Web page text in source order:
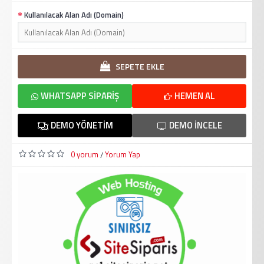
Kullanılacak Alan Adı (Domain)
SEPETE EKLE
HEMEN AL
WHATSAPP SIPARIŞ
DEMO İNCELE
DEMO YÖNETIM
0 yorum /Yorum Yap